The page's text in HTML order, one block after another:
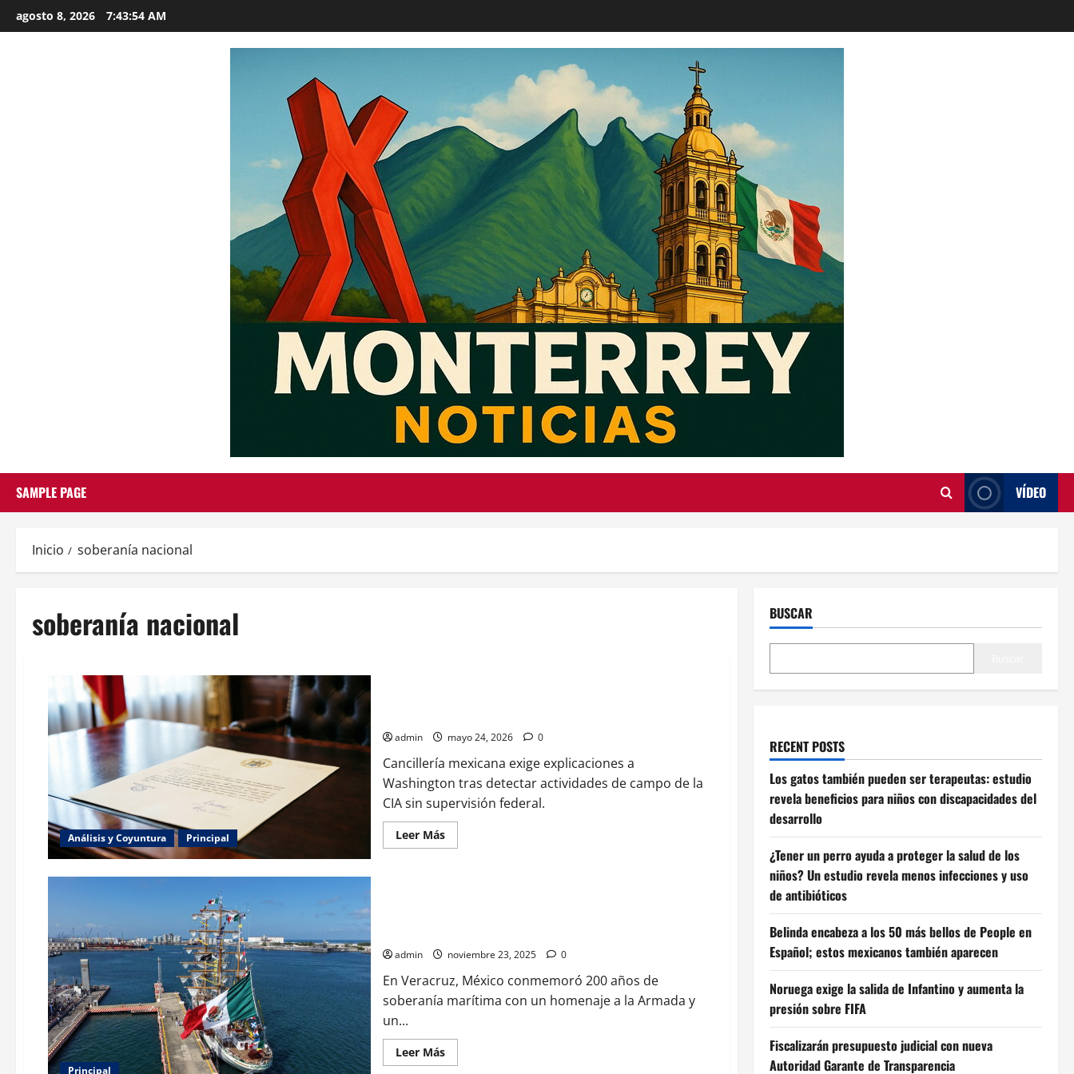
al
agosto 8, 2026 7:43:55 AM
SAMPLE PAGE VÍDEO
Inicio soberanía nacional
soberanía nacional
Análisis y Coyuntura Principal
admin mayo 24, 2026 0
Cancillería mexicana exige explicaciones a
Washington tras detectar actividades de campo de la
CIA sin supervisión federal.
Leer MásLeer
más
por
ilegal
de
CIA
Principal
admin noviembre 23, 2025 0
En Veracruz, México conmemoró 200 años de
soberanía marítima con un homenaje a la Armada y
un...
Leer MásLeer
más
BUSCAR
RECENT POSTS
Los gatos también pueden ser terapeutas: estudio
revela beneficios para niños con discapacidades del
desarrollo
¿Tener un perro ayuda a proteger la salud de los
niños? Un estudio revela menos infecciones y uso
de antibióticos
Belinda encabeza a los 50 más bellos de People en
Español; estos mexicanos también aparecen
Noruega exige la salida de Infantino y aumenta la
presión sobre FIFA
Fiscalizarán presupuesto judicial con nueva
Autoridad Garante de Transparencia